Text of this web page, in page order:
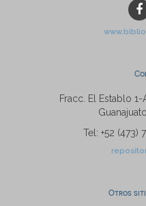
Fracc. El Establo
Tel: +52 (473)
Otros